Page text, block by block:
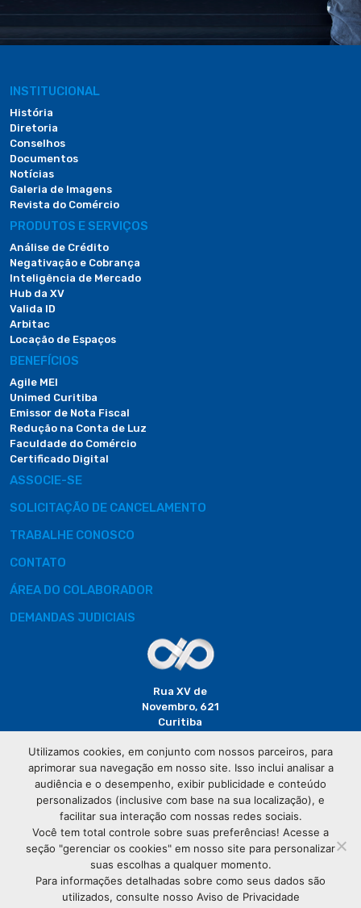
INSTITUCIONAL
História
Diretoria
Conselhos
Documentos
Notícias
Galeria de Imagens
Revista do Comércio
PRODUTOS E SERVIÇOS
Análise de Crédito
Negativação e Cobrança
Inteligência de Mercado
Hub da XV
Valida ID
Arbitac
Locação de Espaços
BENEFÍCIOS
Agile MEI
Unimed Curitiba
Emissor de Nota Fiscal
Redução na Conta de Luz
Faculdade do Comércio
Certificado Digital
ASSOCIE-SE
SOLICITAÇÃO DE CANCELAMENTO
TRABALHE CONOSCO
CONTATO
ÁREA DO COLABORADOR
DEMANDAS JUDICIAIS
Rua XV de
Novembro, 621
Curitiba
(41) 3320-
2929
© CopyrightAssociação Comercial do Paraná - Todos os
Utilizamos cookies, em conjunto com nossos parceiros, para
aprimorar sua navegação em nosso site. Isso inclui analisar a
audiência e o desempenho, exibir publicidade e conteúdo
personalizados (inclusive com base na sua localização), e
facilitar sua interação com nossas redes sociais.
Você tem total controle sobre suas preferências! Acesse a
seção "gerenciar os cookies" em nosso site para personalizar
suas escolhas a qualquer momento.
Para informações detalhadas sobre como seus dados são
utilizados, consulte nosso Aviso de Privacidade